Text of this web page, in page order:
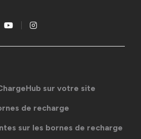
sur votre site
de recharge
sur les bornes de recharge